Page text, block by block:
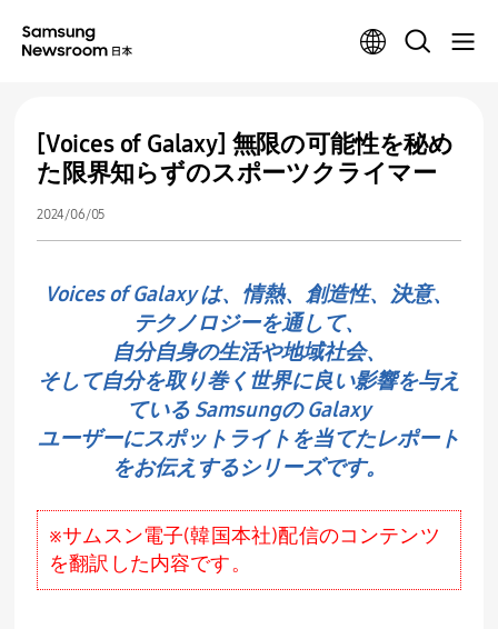
[Voices of Galaxy] 無限の可能性を秘め
た限界知らずのスポーツクライマー
2024/06/05
Voices of Galaxy は、情熱、創造性、決意、
テクノロジーを通して、
自分自身の生活や地域社会、
そして自分を取り巻く世界に良い影響を与え
ている Samsungの Galaxy
ユーザーにスポットライトを当てたレポート
をお伝えするシリーズです。
※サムスン電子(韓国本社)配信のコンテンツ
を翻訳した内容です。